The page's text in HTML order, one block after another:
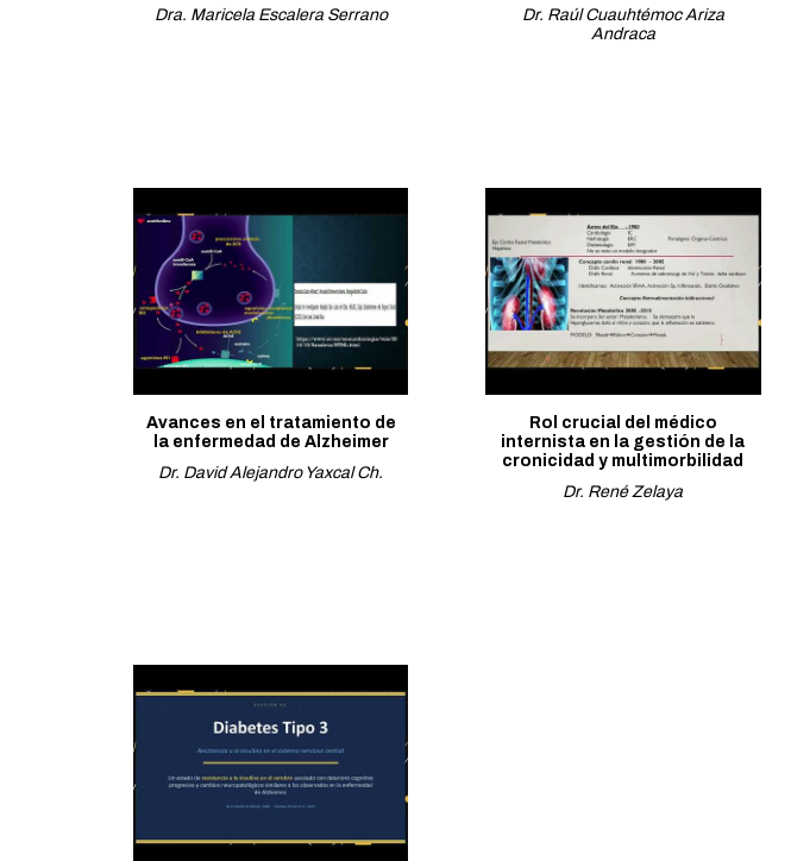
Dra. Maricela Escalera Serrano
Dr. Raúl Cuauhtémoc Ariza
Andraca
Avances en el tratamiento de
la enfermedad de Alzheimer
Dr. David Alejandro Yaxcal Ch.
Rol crucial del médico
internista en la gestión de la
cronicidad y multimorbilidad
Dr. René Zelaya